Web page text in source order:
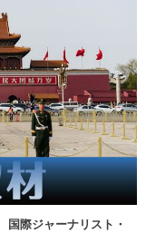
国際ジャーナリスト・